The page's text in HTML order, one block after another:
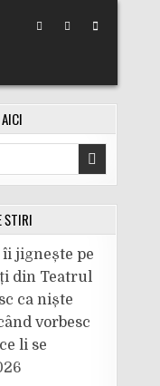
ȘTIRI
jignește pe
din Teatrul
ca niște
vorbesc
li se